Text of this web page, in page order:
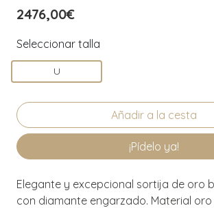
2476,00€
Seleccionar talla
U
¡Pídelo ya!
Elegante y excepcional sortija de oro
con diamante engarzado. Material oro